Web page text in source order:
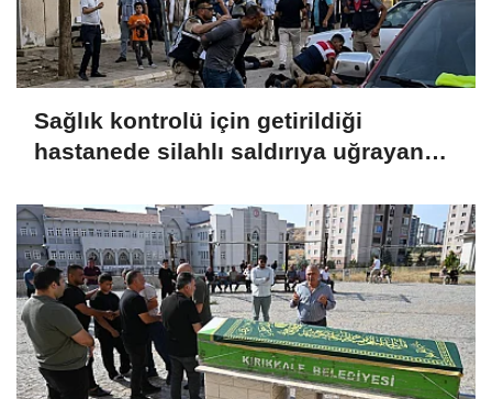
Sağlık kontrolü için getirildiği
hastanede silahlı saldırıya uğrayan